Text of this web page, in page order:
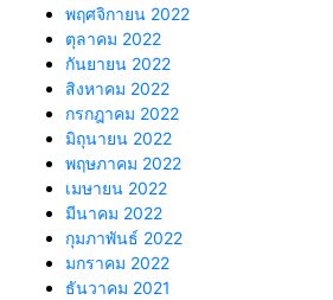
พฤศจิกายน 2022
ตุลาคม 2022
กันยายน 2022
สิงหาคม 2022
กรกฎาคม 2022
มิถุนายน 2022
พฤษภาคม 2022
เมษายน 2022
มีนาคม 2022
กุมภาพันธ์ 2022
มกราคม 2022
ธันวาคม 2021